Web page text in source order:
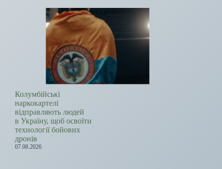
Колумбійські
наркокартелі
відправляють людей
в Україну, щоб освоїти
технології бойових
дронів
07.08.2026